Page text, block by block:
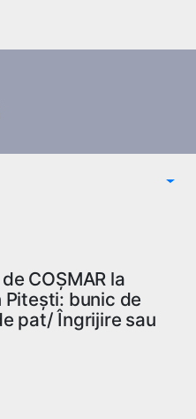
COȘMAR la
bunic de
pat/ Îngrijire sau